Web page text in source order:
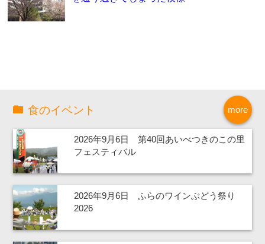
more
食のイベント
2026年9月6日 第40回あいべつきのこの里
フェスティバル
2026年9月6日 ふらのワインぶどう祭り
2026